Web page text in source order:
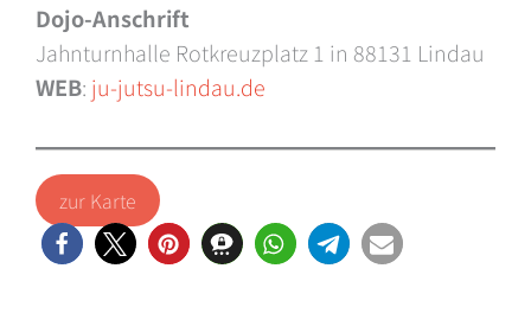
Dojo-Anschrift
Jahnturnhalle Rotkreuzplatz 1 in 88131 Lindau
WEB: ju-jutsu-lindau.de
zur Karte